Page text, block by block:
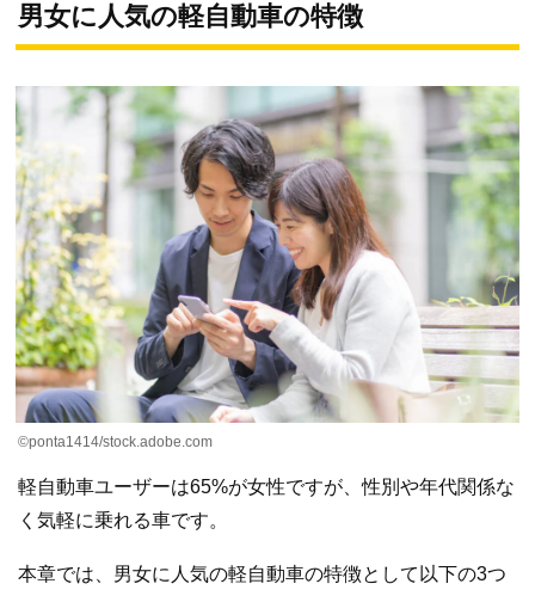
男女に人気の軽自動車の特徴
©ponta1414/stock.adobe.com
軽自動車ユーザーは65%が女性ですが、性別や年代関係な
く気軽に乗れる車です。
本章では、男女に人気の軽自動車の特徴として以下の3つ